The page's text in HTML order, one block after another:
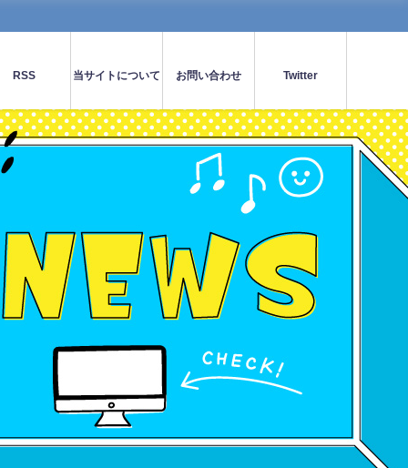
RSS 当サイトについて お問い合わせ Twitter